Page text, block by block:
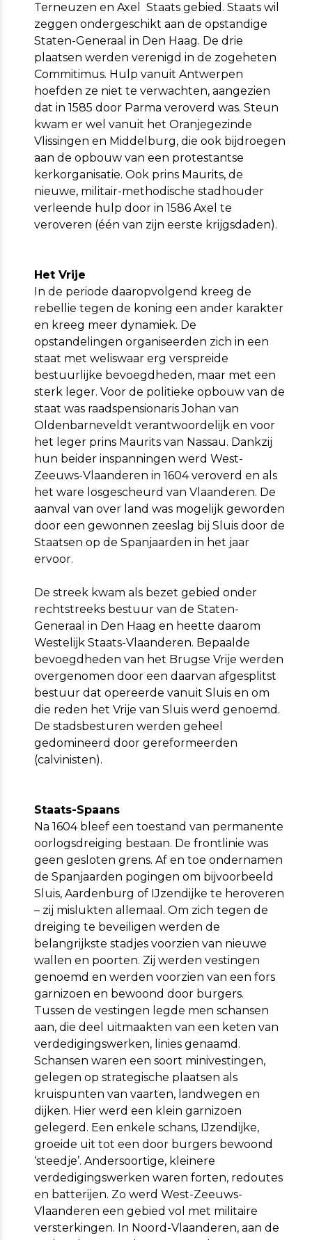
Terneuzen en Axel Staats gebied. Staats wil
zeggen ondergeschikt aan de opstandige
Staten-Generaal in Den Haag. De drie
plaatsen werden verenigd in de zogeheten
Commitimus. Hulp vanuit Antwerpen
hoefden ze niet te verwachten, aangezien
dat in 1585 door Parma veroverd was. Steun
kwam er wel vanuit het Oranjegezinde
Vlissingen en Middelburg, die ook bijdroegen
aan de opbouw van een protestantse
kerkorganisatie. Ook prins Maurits, de
nieuwe, militair-methodische stadhouder
verleende hulp door in 1586 Axel te
veroveren (één van zijn eerste krijgsdaden).
Het Vrije
In de periode daaropvolgend kreeg de
rebellie tegen de koning een ander karakter
en kreeg meer dynamiek. De
opstandelingen organiseerden zich in een
staat met weliswaar erg verspreide
bestuurlijke bevoegdheden, maar met een
sterk leger. Voor de politieke opbouw van de
staat was raadspensionaris Johan van
Oldenbarneveldt verantwoordelijk en voor
het leger prins Maurits van Nassau. Dankzij
hun beider inspanningen werd West-
Zeeuws-Vlaanderen in 1604 veroverd en als
het ware losgescheurd van Vlaanderen. De
aanval van over land was mogelijk geworden
door een gewonnen zeeslag bij Sluis door de
Staatsen op de Spanjaarden in het jaar
ervoor.
De streek kwam als bezet gebied onder
rechtstreeks bestuur van de Staten-
Generaal in Den Haag en heette daarom
Westelijk Staats-Vlaanderen. Bepaalde
bevoegdheden van het Brugse Vrije werden
overgenomen door een daarvan afgesplitst
bestuur dat opereerde vanuit Sluis en om
die reden het Vrije van Sluis werd genoemd.
De stadsbesturen werden geheel
gedomineerd door gereformeerden
(calvinisten).
Staats-Spaans
Na 1604 bleef een toestand van permanente
oorlogsdreiging bestaan. De frontlinie was
geen gesloten grens. Af en toe ondernamen
de Spanjaarden pogingen om bijvoorbeeld
Sluis, Aardenburg of IJzendijke te heroveren
– zij mislukten allemaal. Om zich tegen de
dreiging te beveiligen werden de
belangrijkste stadjes voorzien van nieuwe
wallen en poorten. Zij werden vestingen
genoemd en werden voorzien van een fors
garnizoen en bewoond door burgers.
Tussen de vestingen legde men schansen
aan, die deel uitmaakten van een keten van
verdedigingswerken, linies genaamd.
Schansen waren een soort minivestingen,
gelegen op strategische plaatsen als
kruispunten van vaarten, landwegen en
dijken. Hier werd een klein garnizoen
gelegerd. Een enkele schans, IJzendijke,
groeide uit tot een door burgers bewoond
‘steedje’. Andersoortige, kleinere
verdedigingswerken waren forten, redoutes
en batterijen. Zo werd West-Zeeuws-
Vlaanderen een gebied vol met militaire
versterkingen. In Noord-Vlaanderen, aan de